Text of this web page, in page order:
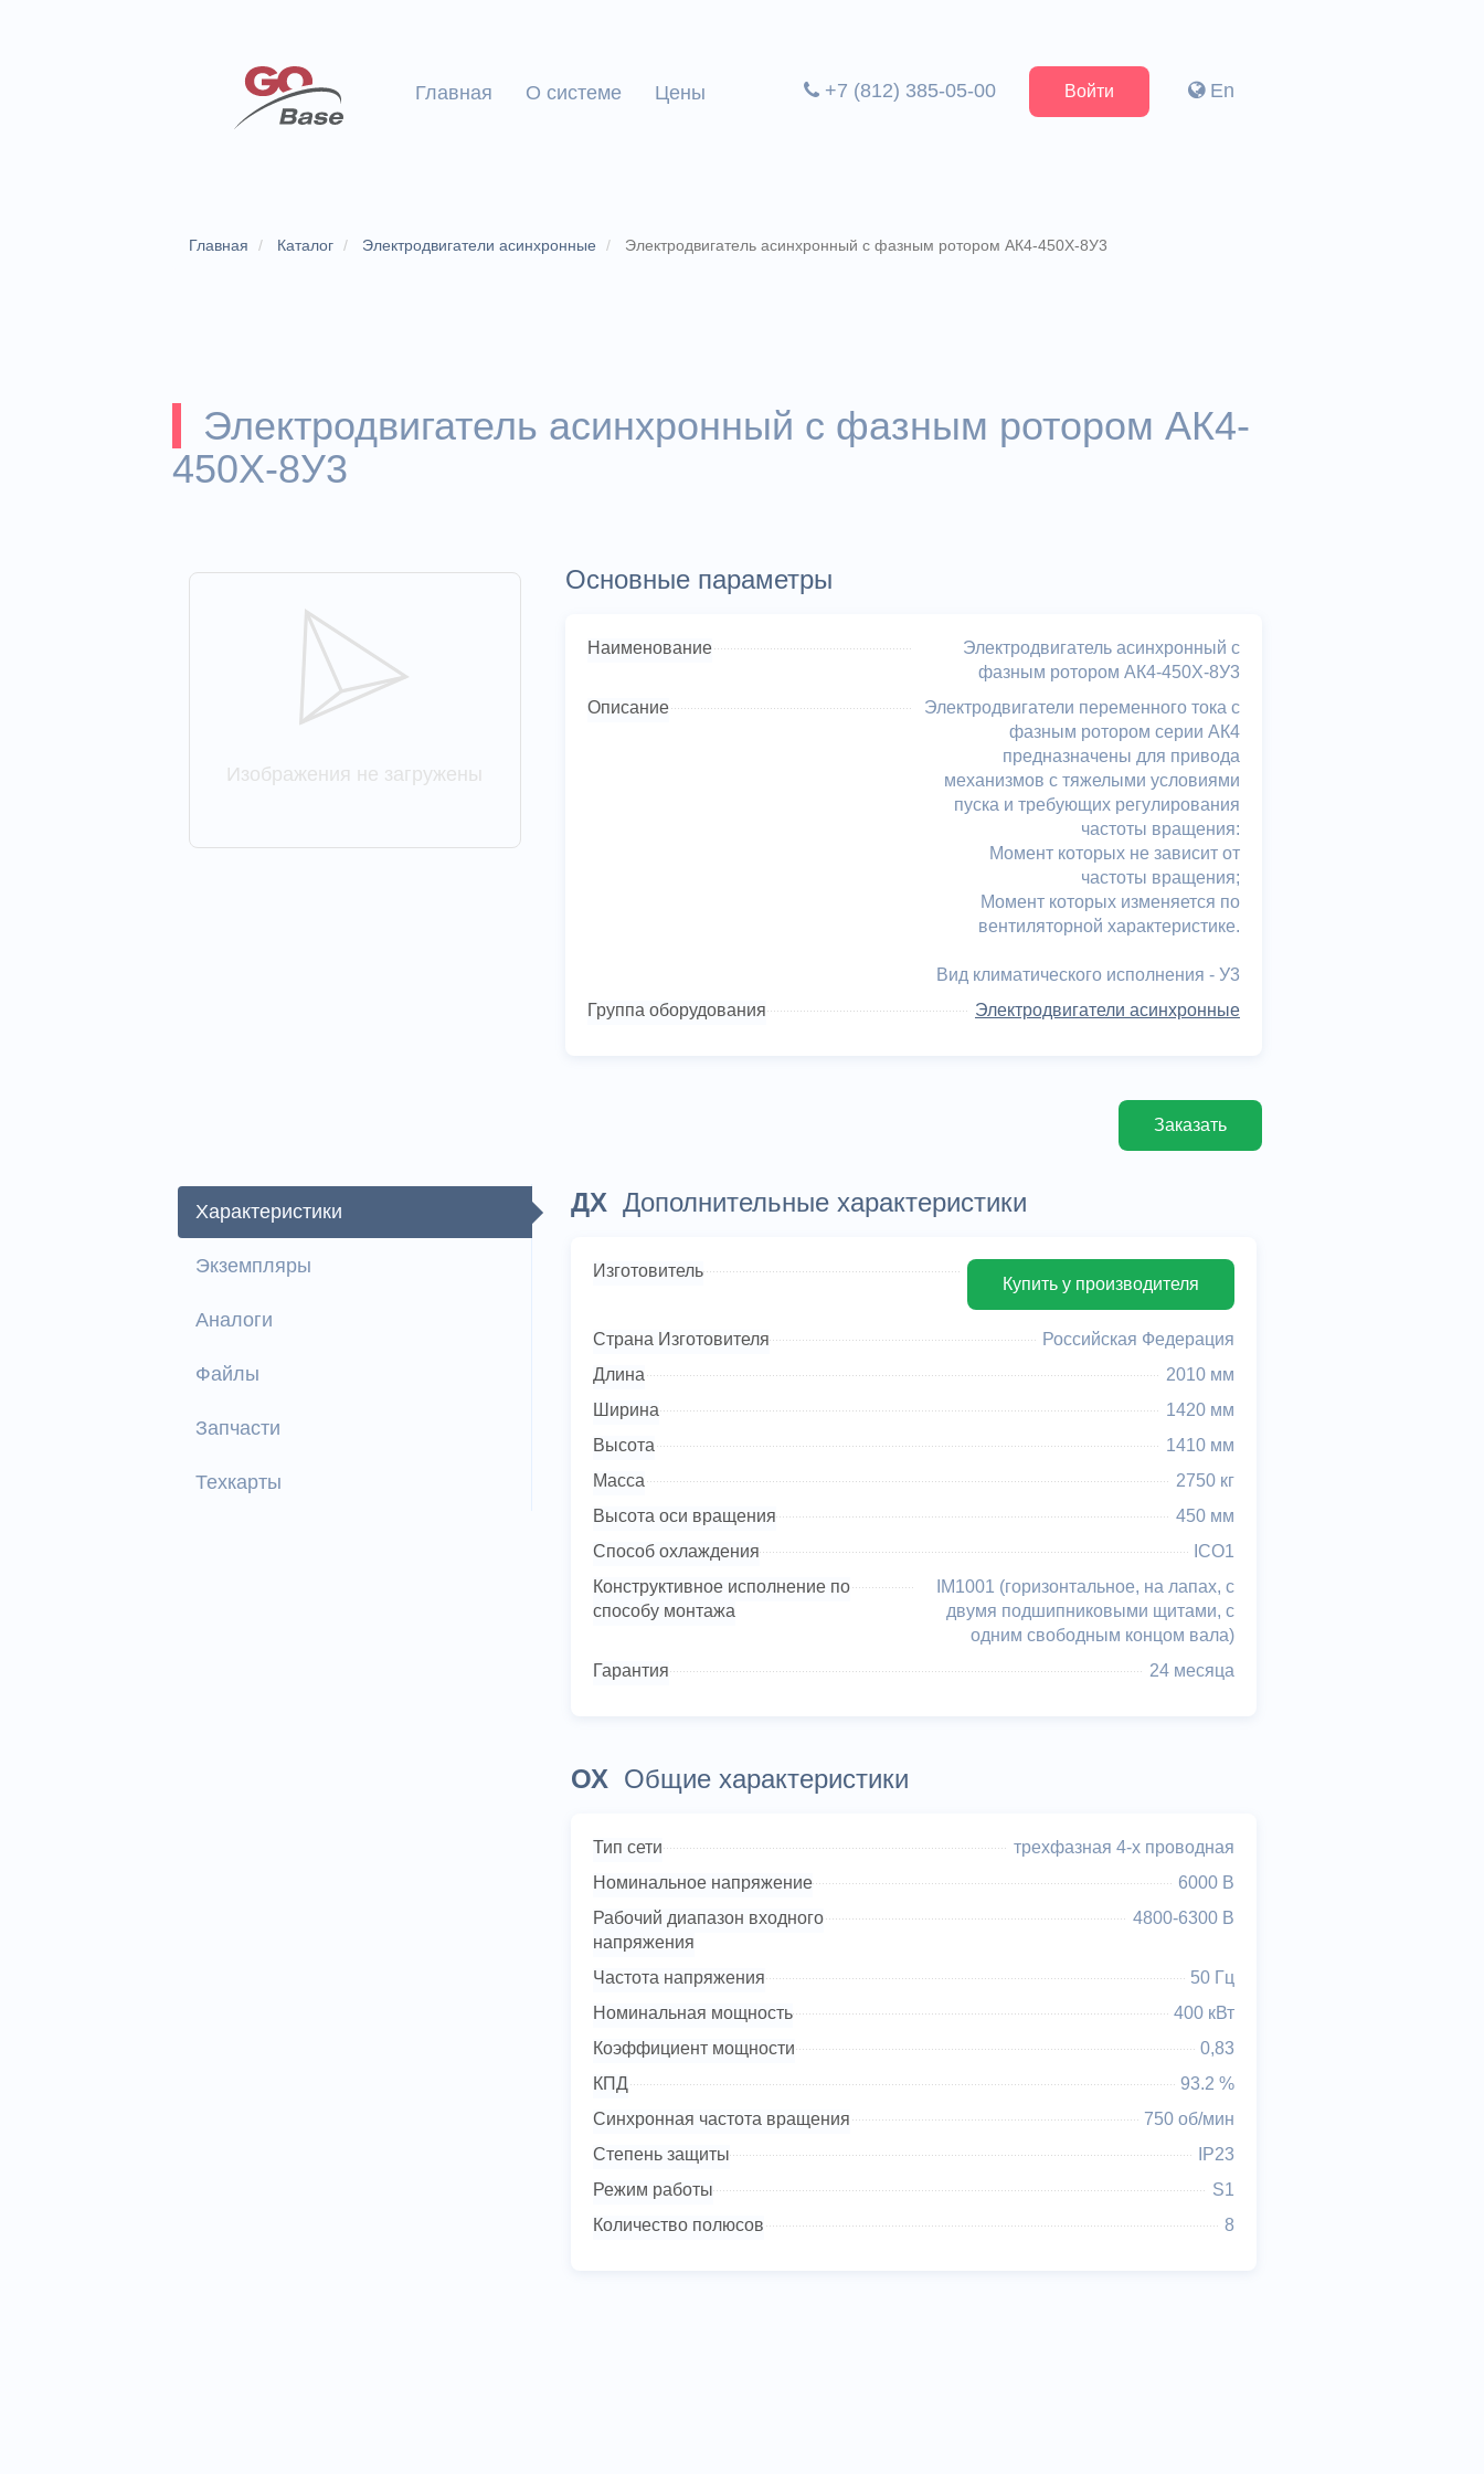
Главная О системе Цены +7 (812) 385-05-00 Войти En
Главная Каталог Электродвигатели асинхронные Электродвигатель асинхронный с фазным ротором АК4-450Х-8У3
Электродвигатель асинхронный с фазным ротором АК4-
450Х-8У3
Изображения не загружены
Основные параметры
Наименование
Электродвигатель асинхронный с
фазным ротором АК4-450Х-8У3
Описание
Электродвигатели переменного тока с
фазным ротором серии АК4
предназначены для привода
механизмов с тяжелыми условиями
пуска и требующих регулирования
частоты вращения:
Момент которых не зависит от
частоты вращения;
Момент которых изменяется по
вентиляторной характеристике.
Вид климатического исполнения - У3
Группа оборудования
Электродвигатели асинхронные
Заказать
Характеристики
Экземпляры
Аналоги
Файлы
Запчасти
Техкарты
ДХ Дополнительные характеристики
Изготовитель
Купить у производителя
Страна Изготовителя
Российская Федерация
Длина
2010 мм
Ширина
1420 мм
Высота
1410 мм
Масса
2750 кг
Высота оси вращения
450 мм
Способ охлаждения
ICО1
Конструктивное исполнение по
способу монтажа
IM1001 (горизонтальное, на лапах, с
двумя подшипниковыми щитами, с
одним свободным концом вала)
Гарантия
24 месяца
ОХ Общие характеристики
Тип сети
трехфазная 4-х проводная
Номинальное напряжение
6000 В
Рабочий диапазон входного
напряжения
4800-6300 В
Частота напряжения
50 Гц
Номинальная мощность
400 кВт
Коэффициент мощности
0,83
КПД
93.2 %
Синхронная частота вращения
750 об/мин
Степень защиты
IP23
Режим работы
S1
Количество полюсов
8